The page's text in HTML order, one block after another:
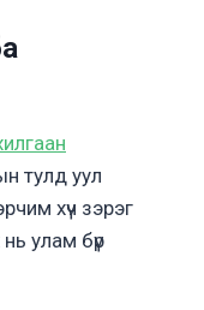
тулд уул
хүч зэрэг
улам бүр